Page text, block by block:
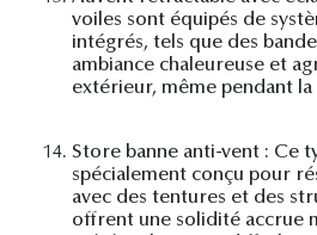
voiles sont équipés de
intégrés, tels que des
ambiance chaleureuse et
extérieur, même pendant la
14. Store banne anti-vent : Ce
spécialement conçu pour
avec des tentures et des
offrent une solidité accrue